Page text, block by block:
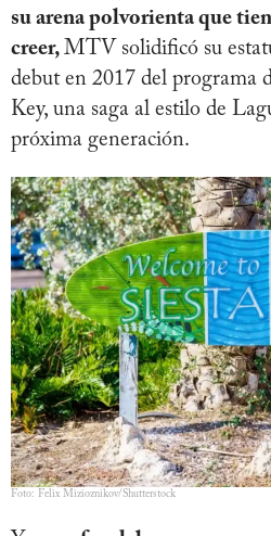
su arena polvorienta que
creer, MTV solidificó su
debut en 2017 del programa
Key, una saga al estilo de
próxima generación.
Foto: Felix Mizioznikov/Shutterstock